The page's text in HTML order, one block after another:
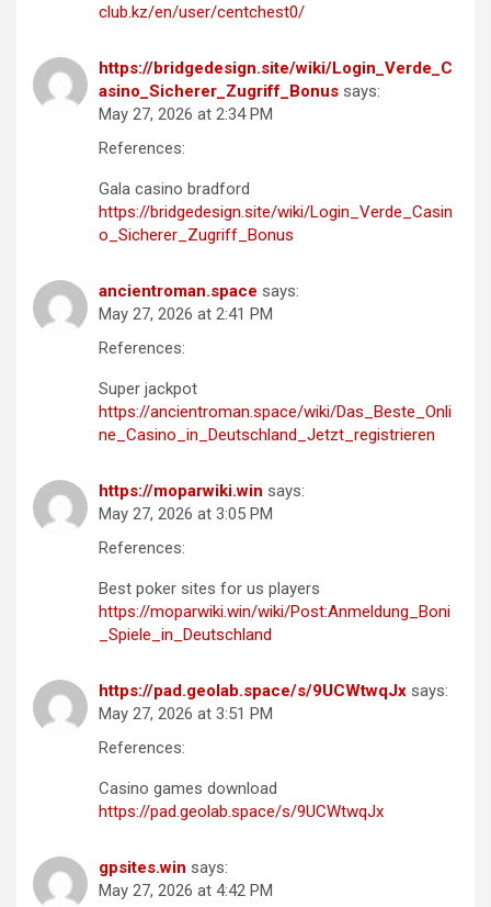
club.kz/en/user/centchest0/
https://bridgedesign.site/wiki/Login_Verde_C
asino_Sicherer_Zugriff_Bonus says:
May 27, 2026 at 2:34 PM
References:
Gala casino bradford
https://bridgedesign.site/wiki/Login_Verde_Casin
o_Sicherer_Zugriff_Bonus
ancientroman.space says:
May 27, 2026 at 2:41 PM
References:
Super jackpot
https://ancientroman.space/wiki/Das_Beste_Onli
ne_Casino_in_Deutschland_Jetzt_registrieren
https://moparwiki.win says:
May 27, 2026 at 3:05 PM
References:
Best poker sites for us players
https://moparwiki.win/wiki/Post:Anmeldung_Boni
_Spiele_in_Deutschland
https://pad.geolab.space/s/9UCWtwqJx says:
May 27, 2026 at 3:51 PM
References:
Casino games download
https://pad.geolab.space/s/9UCWtwqJx
gpsites.win says:
May 27, 2026 at 4:42 PM